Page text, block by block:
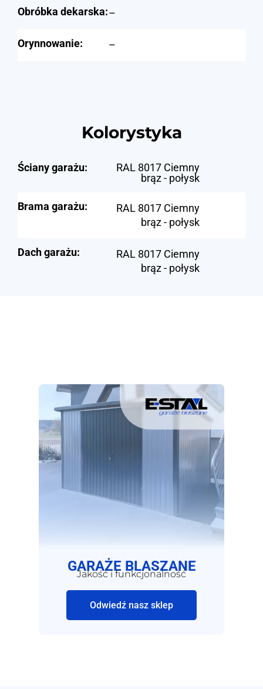
Obróbka dekarska:–
Orynnowanie: –
Kolorystyka
Ściany garażu:
RAL 8017 Ciemny
brąz - połysk
Brama garażu:
RAL 8017 Ciemny
brąz - połysk
Dach garażu:
RAL 8017 Ciemny
brąz - połysk
GARAŻE BLASZANE
Jakość i funkcjonalność
Odwiedź nasz sklep